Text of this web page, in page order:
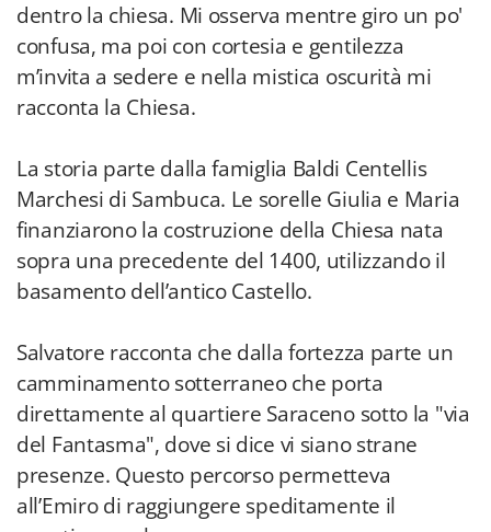
dentro la chiesa. Mi osserva mentre giro un po'
confusa, ma poi con cortesia e gentilezza
m’invita a sedere e nella mistica oscurità mi
racconta la Chiesa.
La storia parte dalla famiglia Baldi Centellis
Marchesi di Sambuca. Le sorelle Giulia e Maria
finanziarono la costruzione della Chiesa nata
sopra una precedente del 1400, utilizzando il
basamento dell’antico Castello.
Salvatore racconta che dalla fortezza parte un
camminamento sotterraneo che porta
direttamente al quartiere Saraceno sotto la "via
del Fantasma", dove si dice vi siano strane
presenze. Questo percorso permetteva
all’Emiro di raggiungere speditamente il